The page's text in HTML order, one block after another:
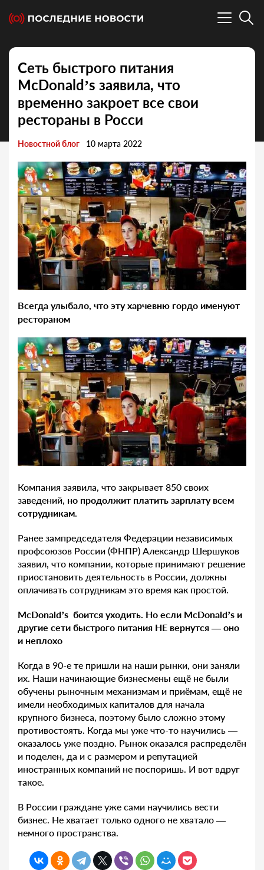
Сеть быстрого питания
McDonald’s заявила, что
временно закроет все свои
рестораны в Росси
Новостной блог 10 марта 2022
Всегда улыбало, что эту харчевню гордо именуют
рестораном
Компания заявила, что закрывает 850 своих
заведений, но продолжит платить зарплату всем
сотрудникам.
Ранее зампредседателя Федерации независимых
профсоюзов России (ФНПР) Александр Шершуков
заявил, что компании, которые принимают решение
приостановить деятельность в России, должны
оплачивать сотрудникам это время как простой.
McDonald’s боится уходить. Но если McDonald’s и
другие сети быстрого питания НЕ вернутся — оно
и неплохо
Когда в 90-е те пришли на наши рынки, они заняли
их. Наши начинающие бизнесмены ещё не были
обучены рыночным механизмам и приёмам, ещё не
имели необходимых капиталов для начала
крупного бизнеса, поэтому было сложно этому
противостоять. Когда мы уже что-​то научились —
оказалось уже поздно. Рынок оказался распределён
и поделен, да и с размером и репутацией
иностранных компаний не поспоришь. И вот вдруг
такое.
В России граждане уже сами научились вести
бизнес. Не хватает только одного не хватало —
немного пространства.